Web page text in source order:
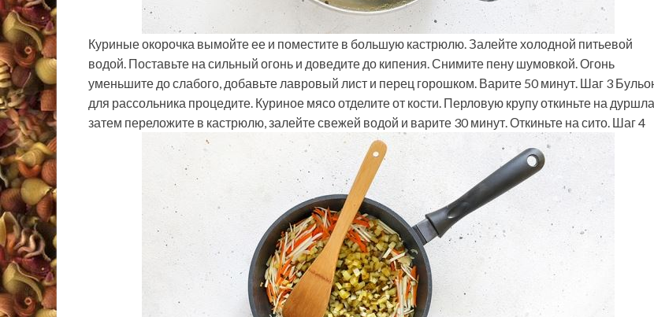
Куриные окорочка вымойте ее и поместите в большую кастрюлю. Залейте холодной питьевой
водой. Поставьте на сильный огонь и доведите до кипения. Снимите пену шумовкой. Огонь
уменьшите до слабого, добавьте лавровый лист и перец горошком. Варите 50 минут. Шаг 3
для рассольника процедите. Куриное мясо отделите от кости. Перловую крупу откиньте на
затем переложите в кастрюлю, залейте свежей водой и варите 30 минут. Откиньте на сито. Шаг 4